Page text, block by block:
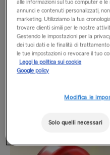
Orari di apertura
Dal lunedì al venerdì: dalle
21:15
Domenica: dalle 12:15 alle
alle informazioni sul tuo computer e
annunci e contenuti personalizzati,
marketing. Utilizziamo la tua
trovare clienti simili per le nostre
Gestendo le impostazioni per la
dei tuoi dati e le finalità di
le tue impostazioni o revocare il tuo
Leggi la politica sui cookie
Google policy
Modifica le
Solo quelli necessari